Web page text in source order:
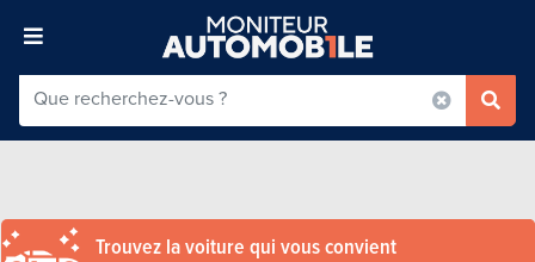
Trouvez la voiture qui vous convient